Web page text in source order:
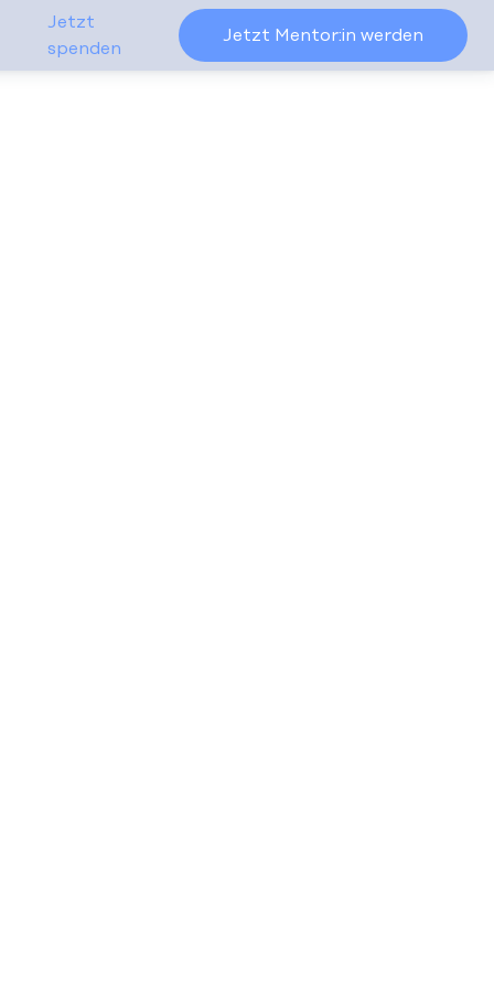
Jetzt
spenden
Jetzt Mentor:in werden